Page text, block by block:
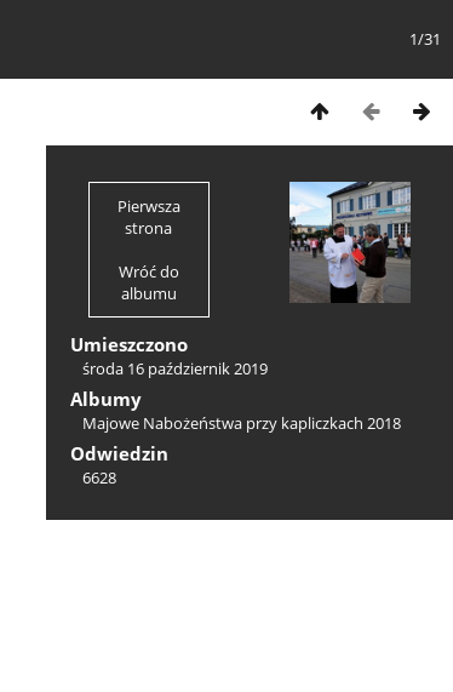
1/31
Pierwsza
strona
Wróć do
albumu
Umieszczono
środa 16 październik 2019
Albumy
Majowe Nabożeństwa przy kapliczkach 2018
Odwiedzin
6628